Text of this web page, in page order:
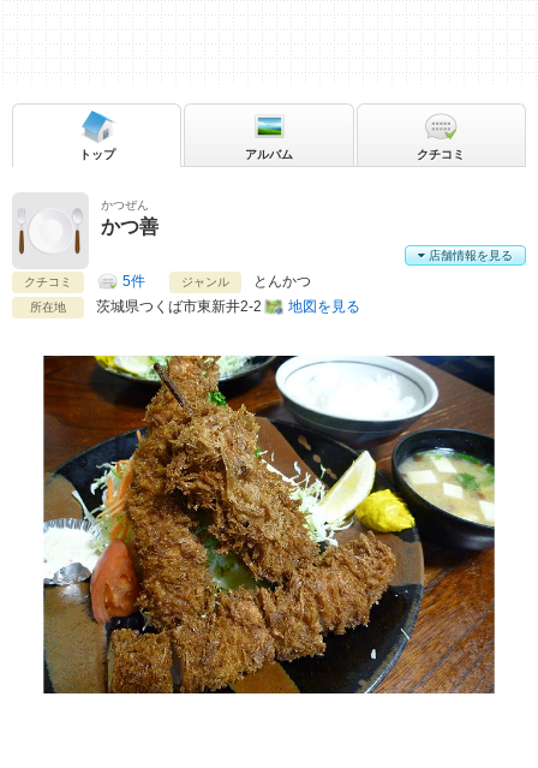
かつぜん
かつ善
クチコミ 5件 ジャンル とんかつ
所在地 茨城県つくば市東新井2-2 地図を見る
店舗情報を見る
トップ アルバム クチコミ